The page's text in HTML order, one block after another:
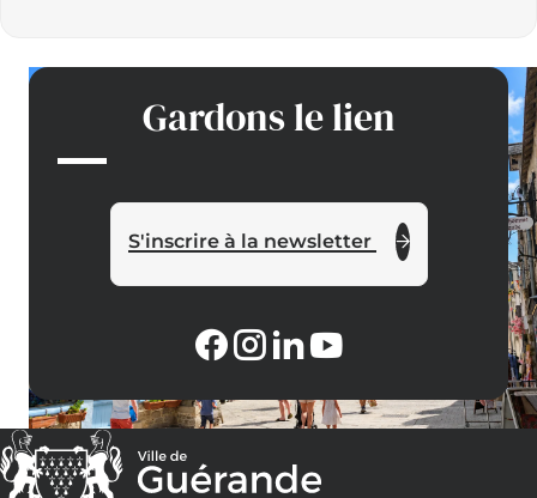
Gardons le lien
S'inscrire à la newsletter